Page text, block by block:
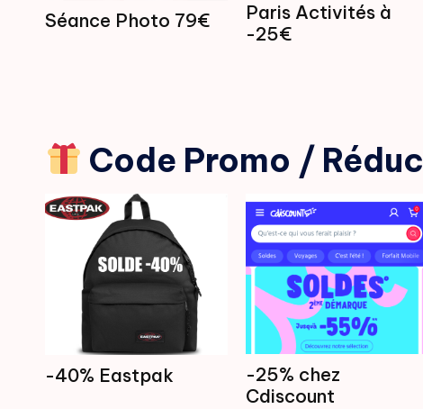
Séance Photo 79€
Paris Activités à
-25€
Code Promo / Réduc
-40% Eastpak
-25% chez
Cdiscount